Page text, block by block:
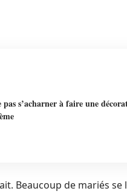
pas s’acharner à faire une
Beaucoup de mariés se